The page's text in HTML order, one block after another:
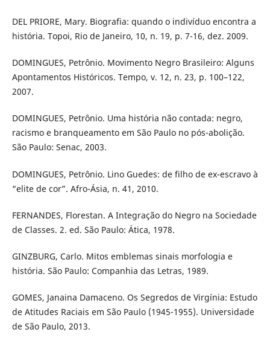
DEL PRIORE, Mary. Biografia: quando o indivíduo encontra a
história. Topoi, Rio de Janeiro, 10, n. 19, p. 7-16, dez. 2009.
DOMINGUES, Petrônio. Movimento Negro Brasileiro: Alguns
Apontamentos Históricos. Tempo, v. 12, n. 23, p. 100–122,
2007.
DOMINGUES, Petrônio. Uma história não contada: negro,
racismo e branqueamento em São Paulo no pós-abolição.
São Paulo: Senac, 2003.
DOMINGUES, Petrônio. Lino Guedes: de filho de ex-escravo à
“elite de cor”. Afro-Ásia, n. 41, 2010.
FERNANDES, Florestan. A Integração do Negro na Sociedade
de Classes. 2. ed. São Paulo: Ática, 1978.
GINZBURG, Carlo. Mitos emblemas sinais morfologia e
história. São Paulo: Companhia das Letras, 1989.
GOMES, Janaina Damaceno. Os Segredos de Virgínia: Estudo
de Atitudes Raciais em São Paulo (1945-1955). Universidade
de São Paulo, 2013.